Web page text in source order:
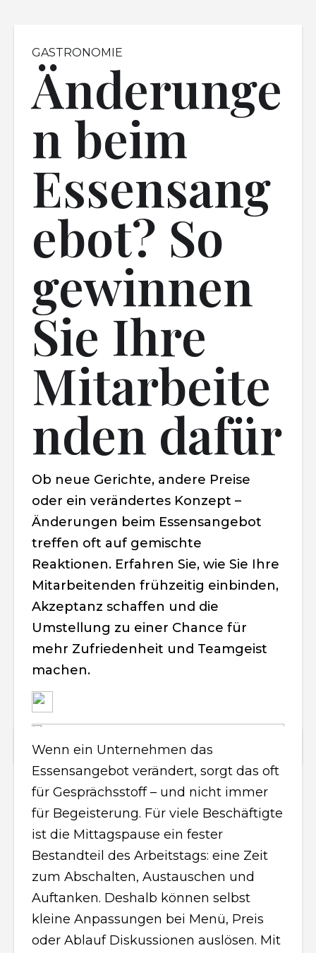
Änderunge
n beim
Essensang
ebot? So
gewinnen
Sie Ihre
Mitarbeite
nden dafür
GASTRONOMIE
Ob neue Gerichte, andere Preise
oder ein verändertes Konzept –
Änderungen beim Essensangebot
treffen oft auf gemischte
Reaktionen. Erfahren Sie, wie Sie Ihre
Mitarbeitenden frühzeitig einbinden,
Akzeptanz schaffen und die
Umstellung zu einer Chance für
mehr Zufriedenheit und Teamgeist
machen.
Wenn ein Unternehmen das
Essensangebot verändert, sorgt das oft
für Gesprächsstoff – und nicht immer
für Begeisterung. Für viele Beschäftigte
ist die Mittagspause ein fester
Bestandteil des Arbeitstags: eine Zeit
zum Abschalten, Austauschen und
Auftanken. Deshalb können selbst
kleine Anpassungen bei Menü, Preis
oder Ablauf Diskussionen auslösen. Mit